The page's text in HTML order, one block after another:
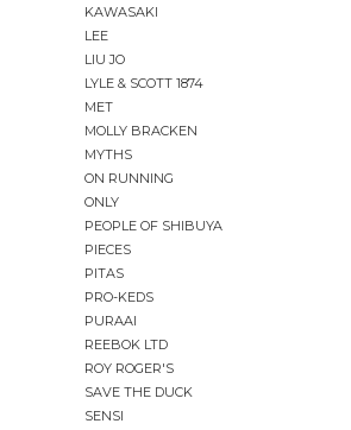
KAWASAKI
LEE
LIU JO
LYLE & SCOTT 1874
MET
MOLLY BRACKEN
MYTHS
ON RUNNING
ONLY
PEOPLE OF SHIBUYA
PIECES
PITAS
PRO-KEDS
PURAAI
REEBOK LTD
ROY ROGER'S
SAVE THE DUCK
SENSI